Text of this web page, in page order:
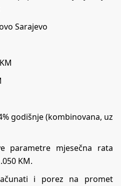
Sarajevo
godišnje (kombinovana, uz
parametre mjesečna rata
KM.
i porez na promet